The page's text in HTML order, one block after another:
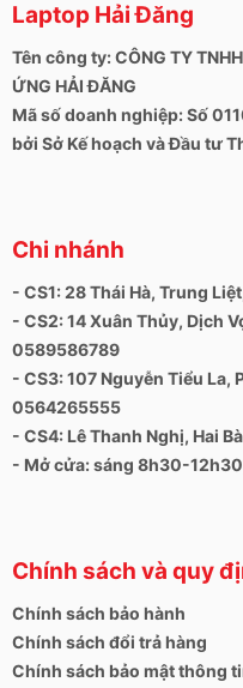
Laptop Hải Đăng
Tên công ty: CÔNG TY
ỨNG HẢI ĐĂNG
Mã số doanh nghiệp: Số
bởi Sở Kế hoạch và Đầu tư
Chi nhánh
- CS1: 28 Thái Hà, Trung
- CS2: 14 Xuân Thủy, Dịch
0589586789
- CS3: 107 Nguyễn Tiểu La,
0564265555
- CS4: Lê Thanh Nghị, Hai
- Mở cửa: sáng 8h30-
Chính sách và quy
Chính sách bảo hành
Chính sách đổi trả hàng
Chính sách bảo mật thông